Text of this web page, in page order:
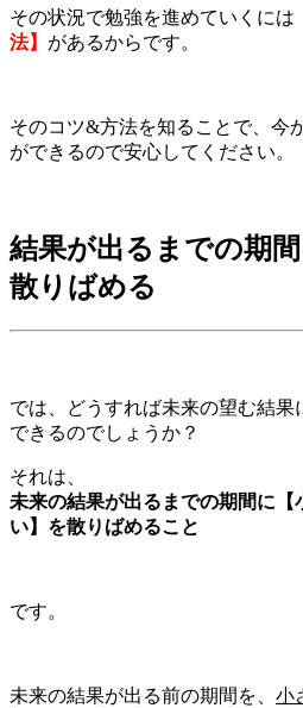
その状況で勉強を進めていくには
法】 があるからです。
そのコツ&方法を知ることで、今
ができるので安心してください。
結果が出るまでの期
散りばめる
では、どうすれば未来の望む結
できるのでしょうか？
それは、
未来の結果が出るまでの期間に【
い】を散りばめること
です。
未来の結果が出る前の期間を、 小